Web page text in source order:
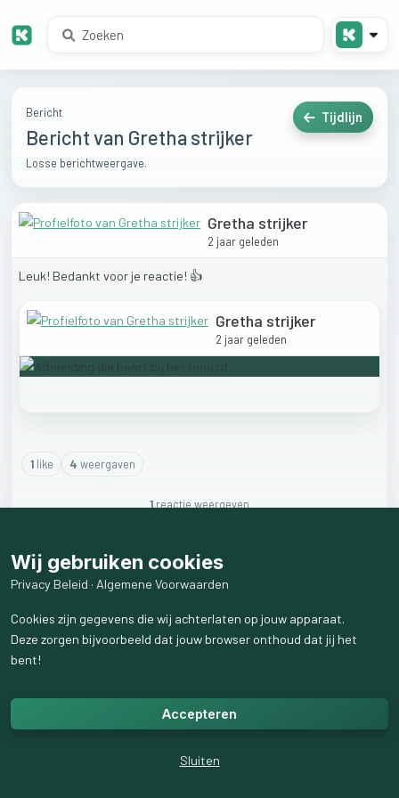
Bericht
Bericht van Gretha strijker
Losse berichtweergave.
Tijdlijn
Gretha strijker
2 jaar geleden
Leuk! Bedankt voor je reactie! 👍
Gretha strijker
2 jaar geleden
1like 4 weergaven
1 reactie weergeven
Wij gebruiken cookies
Privacy Beleid · Algemene Voorwaarden
Cookies zijn gegevens die wij achterlaten op jouw apparaat.
Deze zorgen bijvoorbeeld dat jouw browser onthoud dat jij het
bent!
Accepteren
Sluiten